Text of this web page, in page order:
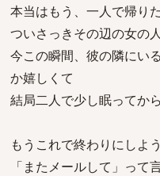
本当はもう、一人で帰り
ついさっきその辺の女の
今この瞬間、彼の隣にい
か嬉しくて
結局二人で少し眠ってか
もうこれで終わりにしよ
「またメールして」って